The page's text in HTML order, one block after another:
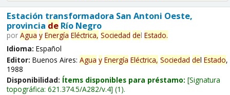
Estación transformadora San Antoni Oeste,
provincia deRío Negro
por Agua y Energía Eléctrica, Sociedad del Estado.
Idioma: Español
Editor: Buenos Aires: Agua y Energía Eléctrica, Sociedad del Estado,
1988
Disponibilidad: Ítems disponibles para préstamo: Signatura
topográfica: 621.374.5/A282/v.4 (1).